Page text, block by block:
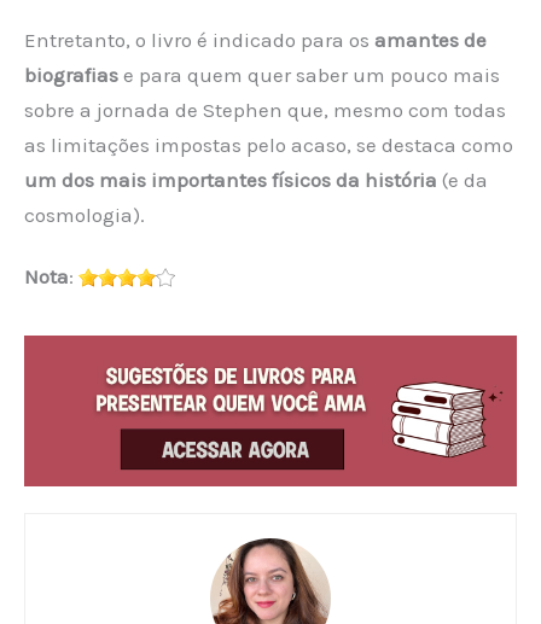
Entretanto, o livro é indicado para os amantes de
biografias e para quem quer saber um pouco mais
sobre a jornada de Stephen que, mesmo com todas
as limitações impostas pelo acaso, se destaca como
um dos mais importantes físicos da história (e da
cosmologia).
Nota: